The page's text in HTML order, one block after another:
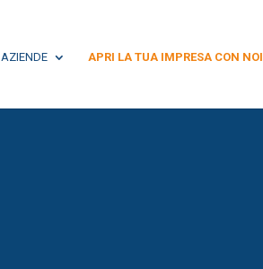
AZIENDE APRI LA TUA IMPRESA CON NOI